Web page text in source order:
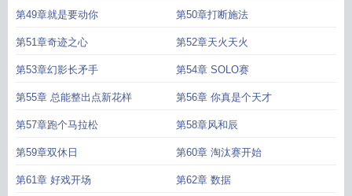
第49章就是要动你 第50章打断施法
第51章奇迹之心 第52章天火天火
第53章幻影长矛手 第54章 SOLO赛
第55章 总能整出点新花样 第56章 你真是个天才
第57章跑个马拉松 第58章风和辰
第59章双休日 第60章 淘汰赛开始
第61章 好戏开场 第62章 数据